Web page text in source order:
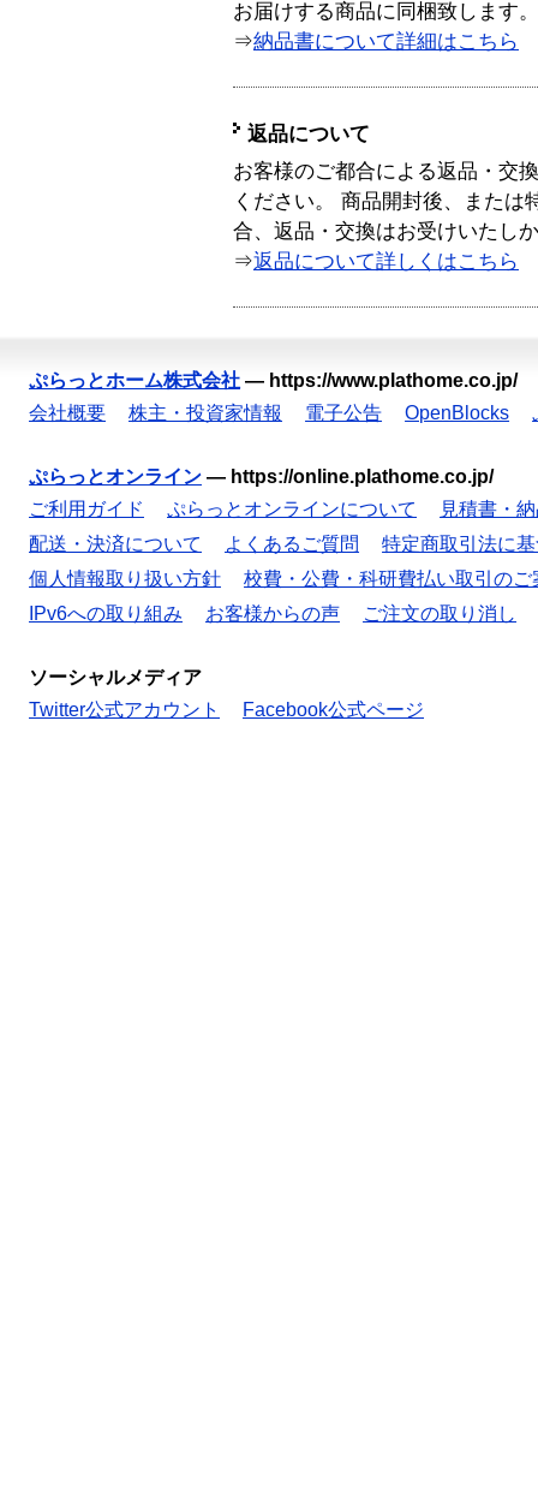
お届けする商品に同梱致します。
⇒納品書について詳細はこちら
返品について
お客様のご都合による返品・交
ください。 商品開封後、または
合、返品・交換はお受けいたし
⇒返品について詳しくはこちら
ぷらっとホーム株式会社 — https://www.plathome.co.jp/
会社概要
株主・投資家情報 電子公告 OpenBlocks
ぷらっとオンライン — https://online.plathome.co.jp/
ご利用ガイド
ぷらっとオンラインについて
見積書・
配送・決済について
よくあるご質問
特定商取引法に
個人情報取り扱い方針
校費・公費・科研費払い取引のご
IPv6への取り組み
お客様からの声 ご注文の取り消し
ソーシャルメディア
Twitter公式アカウント
Facebook公式ページ